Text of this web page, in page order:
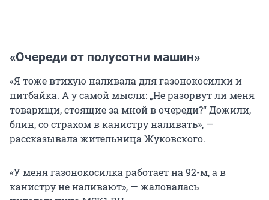
«Очереди от полусотни машин»
«Я тоже втихую наливала для газонокосилки и
питбайка. А у самой мысли: „Не разорвут ли меня
товарищи, стоящие за мной в очереди?“ Дожили,
блин, со страхом в канистру наливать», —
рассказывала жительница Жуковского.
«У меня газонокосилка работает на 92-м, а в
канистру не наливают», — жаловалась